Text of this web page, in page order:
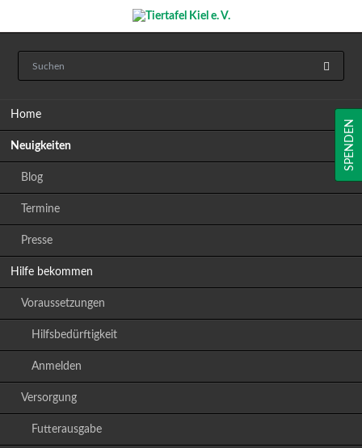
Home
Neuigkeiten
Blog
Termine
Presse
Hilfe bekommen
Voraussetzungen
Hilfsbedürftigkeit
Anmelden
Versorgung
Futterausgabe
SPENDEN